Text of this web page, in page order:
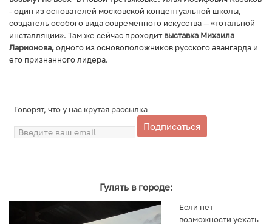
- один из основателей московской концептуальной школы,
создатель особого вида современного искусства — «тотальной
инсталляции». Там же сейчас проходит выставка Михаила
Ларионова,одного из основоположников русского авангарда и
его признанного лидера.
Говорят, что у нас крутая рассылка
Подписаться
Гулять в городе:
Если нет
возможности уехать